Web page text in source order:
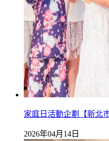
家庭日活動企劃【新北
2026年04月14日